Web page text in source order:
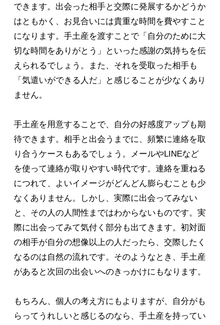
できます。出会った相手と交際に発展するかどうか
はともかく、お見合いには貴重な時間を費やすこと
になります。手土産を渡すことで「自分のために大
切な時間をありがとう」といった感謝の気持ちを伝
えられるでしょう。また、それを受取った相手も
「気遣いができる人だ」と感じることが少なくあり
ません。
手土産を用意することで、自分の好感度アップも期
待できます。相手と出会うまでに、頻繁に連絡を取
り合うケースもあるでしょう。メールやLINEなど
を使って連絡が取りやすい時代です。連絡を重ねる
につれて、よいイメージがどんどん膨らむことも少
なくありません。しかし、実際に出会ってみない
と、その人の人間性まではわからないものです。実
際に出会ってみて気付く部分も出てきます。初対面
の相手が自分の想像以上の人だったら、交際したく
なるのは自然の流れです。そのようなとき、手土産
があると次回の出会いへのきっかけにもなります。
もちろん、個人の考え方にもよりますが、自分がも
らってうれしいと感じるのなら、手土産を持ってい